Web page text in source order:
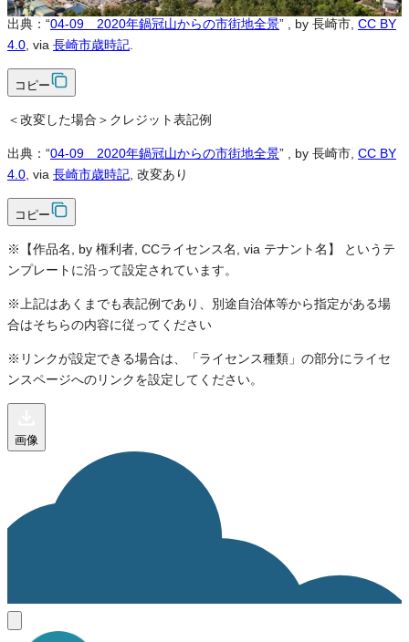
出典：“04-09 2020年鍋冠山からの市街地全景” , by 長崎市, CC BY
4.0 , via 長崎市歳時記
コピー
＜改変した場合＞クレジット表記例
出典：“04-09 2020年鍋冠山からの市街地全景” , by 長崎市, CC BY
4.0 , via 長崎市歳時記 , 改変あり
コピー
※【作品名, by 権利者, CCライセンス名, via テナント名】 というテ
ンプレートに沿って設定されています。
※上記はあくまでも表記例であり、別途自治体等から指定がある場
合はそちらの内容に従ってください
※リンクが設定できる場合は、「ライセンス種類」の部分にライセ
ンスページへのリンクを設定してください。
画像